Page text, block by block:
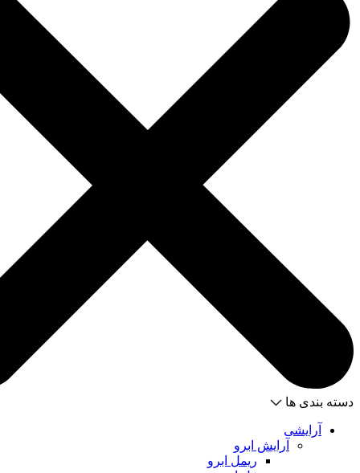
دسته بندی ها
آرایشی
آرایش ابرو
ریمل ابرو